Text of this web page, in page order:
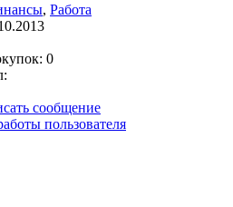
, Работа
0
сообщение
пользователя